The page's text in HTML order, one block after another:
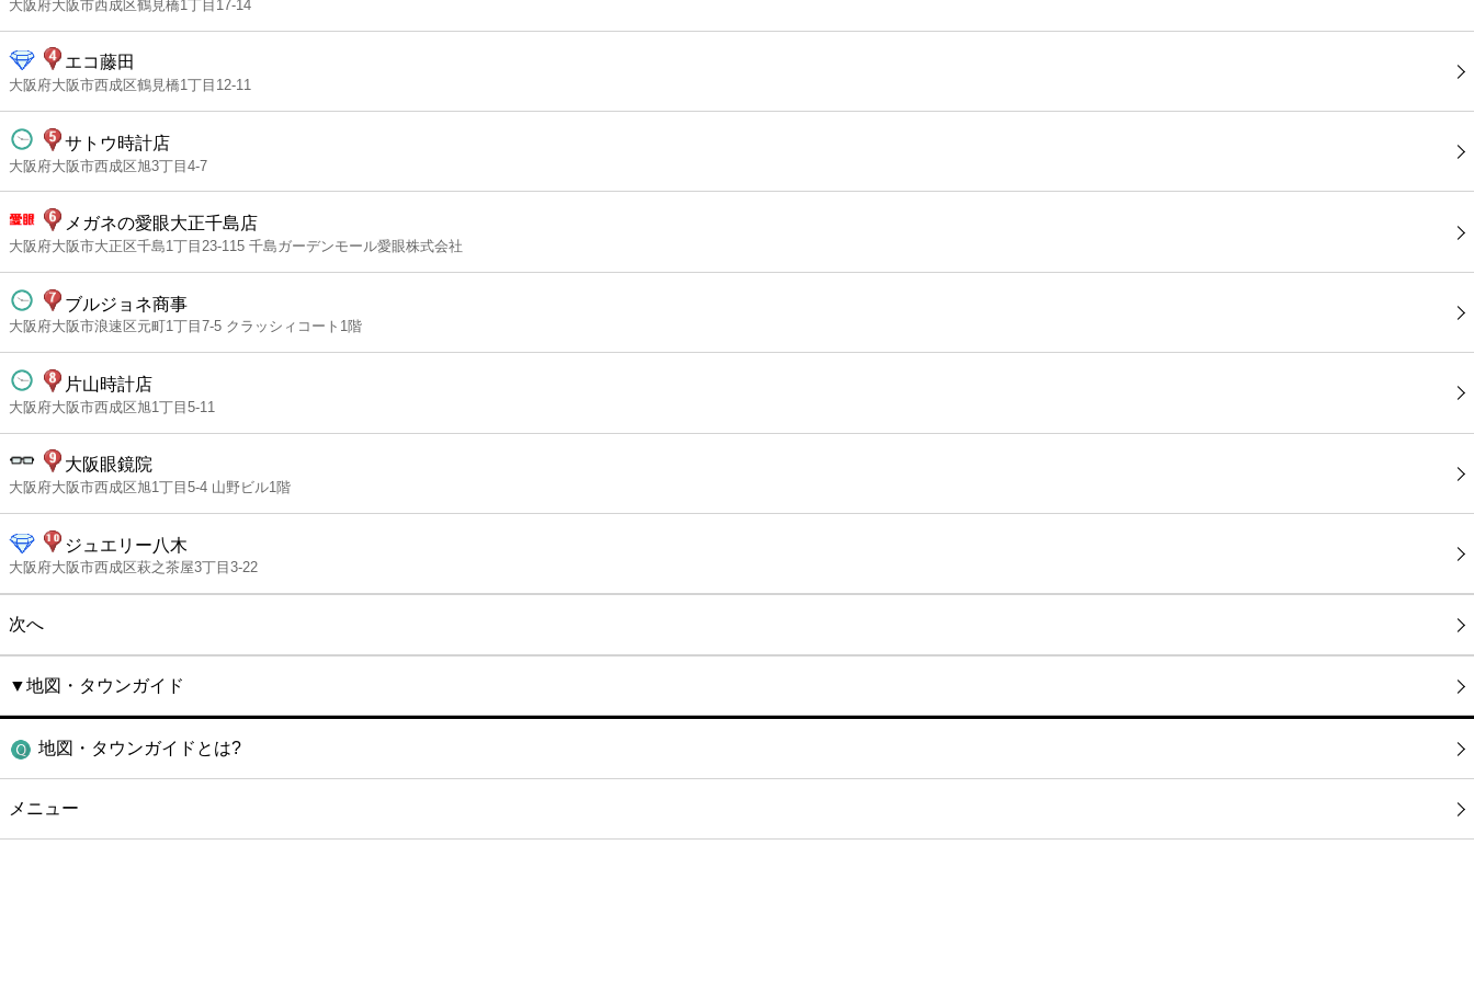
大阪府大阪市西成区鶴見橋1丁目17-14
エコ藤田
大阪府大阪市西成区鶴見橋1丁目12-11
サトウ時計店
大阪府大阪市西成区旭3丁目4-7
メガネの愛眼大正千島店
大阪府大阪市大正区千島1丁目23-115 千島ガーデンモール愛眼株式会社
ブルジョネ商事
大阪府大阪市浪速区元町1丁目7-5 クラッシィコート1階
片山時計店
大阪府大阪市西成区旭1丁目5-11
大阪眼鏡院
大阪府大阪市西成区旭1丁目5-4 山野ビル1階
ジュエリー八木
大阪府大阪市西成区萩之茶屋3丁目3-22
次へ
▼地図・タウンガイド
地図・タウンガイドとは?
メニュー